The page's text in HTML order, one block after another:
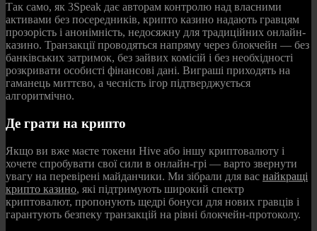
Так само, як 3Speak дає авторам контролю над власними
активами без посередників, крипто казино надають гравцям
прозорість і анонімність, недосяжну для традиційних онлайн-
казино. Транзакції проводяться напряму через блокчейн — без
банківських затримок, без зайвих комісій і без необхідності
розкривати особисті фінансові дані. Виграші приходять на
гаманець миттєво, а чесність ігор підтверджується
алгоритмічно.
Де грати на крипто
Якщо ви вже маєте токени Hive або іншу криптовалюту і
хочете спробувати свої сили в онлайн-грі — варто звернути
увагу на перевірені майданчики. Ми зібрали для вас найкращі
крипто казино, які підтримують широкий спектр
криптовалют, пропонують щедрі бонуси для нових гравців і
гарантують безпеку транзакцій на рівні блокчейн-протоколу.